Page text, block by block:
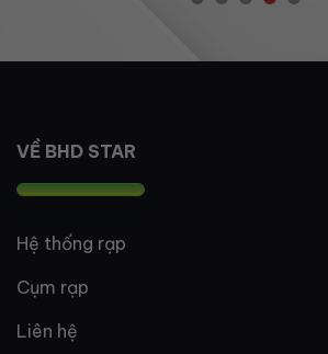
VỀ BHD STAR
Hệ thống rạp
Cụm rạp
Liên hệ